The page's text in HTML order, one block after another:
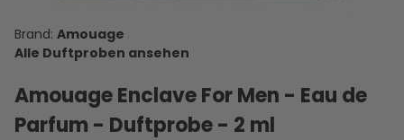
Amouage
Alle Duftproben ansehen
Amouage Enclave For Men - Eau de
Parfum - Duftprobe - 2 ml